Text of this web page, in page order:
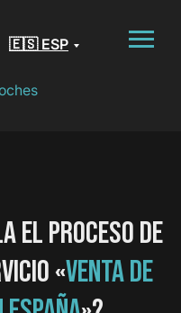
🇪🇸 ESP
EL PROCESO DE
«VENTA DE